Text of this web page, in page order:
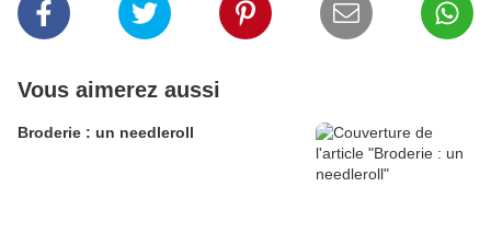
Vous aimerez aussi
Broderie : un needleroll